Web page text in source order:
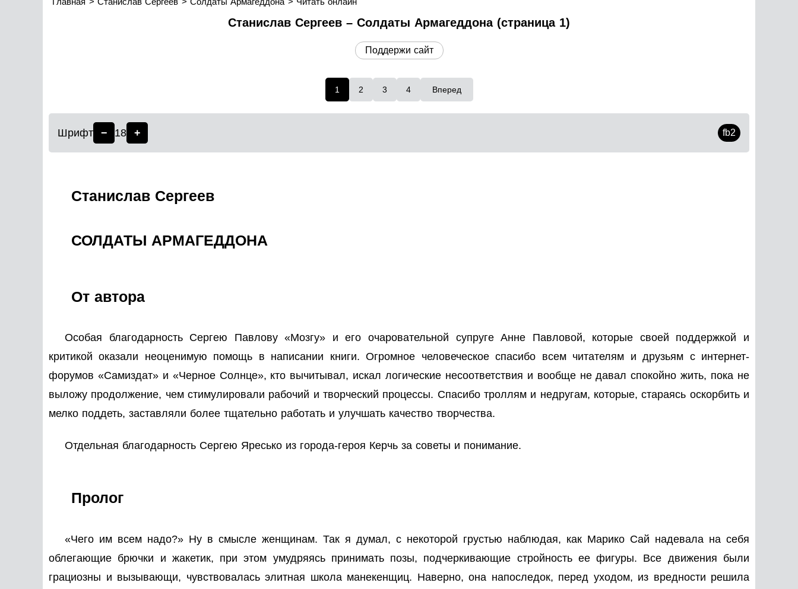
Станислав Сергеев – Солдаты Армагеддона (страница 1)
Поддержи сайт
1 2 3 4 Вперед
Шрифт − 18 + fb2
Станислав Сергеев
СОЛДАТЫ АРМАГЕДДОНА
От автора
Особая благодарность Сергею Павлову «Мозгу» и его очаровательной супруге Анне Павловой, которые своей поддержкой и
критикой оказали неоценимую помощь в написании книги. Огромное человеческое спасибо всем читателям и друзьям с интернет-
форумов «Самиздат» и «Черное Солнце», кто вычитывал, искал логические несоответствия и вообще не давал спокойно жить, пока не
выложу продолжение, чем стимулировали рабочий и творческий процессы. Спасибо троллям и недругам, которые, стараясь оскорбить и
мелко поддеть, заставляли более тщательно работать и улучшать качество творчества.
Отдельная благодарность Сергею Яресько из города-героя Керчь за советы и понимание.
Пролог
«Чего им всем надо?» Ну в смысле женщинам. Так я думал, с некоторой грустью наблюдая, как Марико Сай надевала на себя
облегающие брючки и жакетик, при этом умудряясь принимать позы, подчеркивающие стройность ее фигуры. Все движения были
грациозны и вызывающи, чувствовалась элитная школа манекенщиц. Наверно, она напоследок, перед уходом, из вредности решила